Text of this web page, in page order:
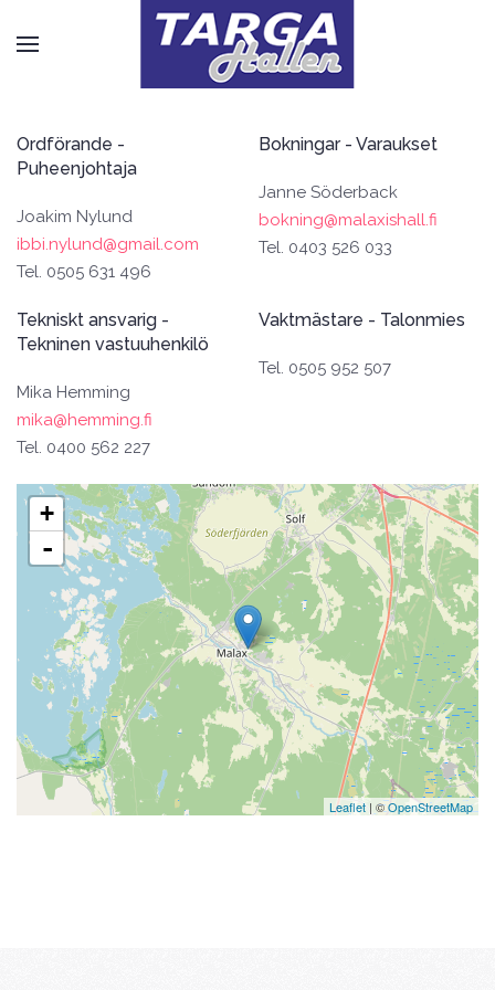
Ordförande -
Puheenjohtaja
Joakim Nylund
ibbi.nylund@gmail.com
Tel. 0505 631 496
Bokningar - Varaukset
Janne Söderback
bokning@malaxishall.fi
Tel. 0403 526 033
Tekniskt ansvarig -
Tekninen vastuuhenkilö
Mika Hemming
mika@hemming.fi
Tel. 0400 562 227
Vaktmästare - Talonmies
Tel. 0505 952 507
+
-
Leaflet | ©OpenStreetMap